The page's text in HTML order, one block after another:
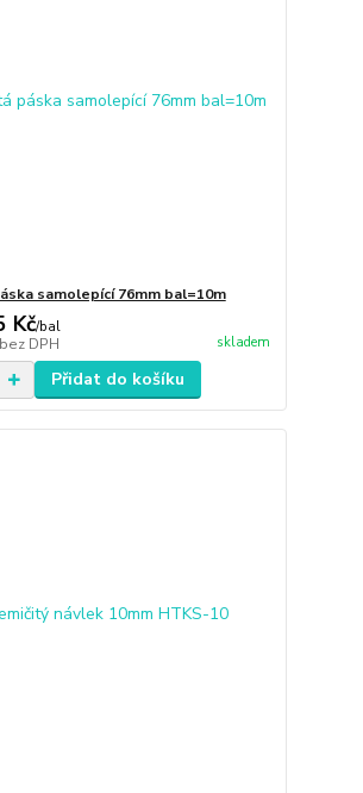
samolepící 76mm bal=10m
Kč/bal
bez DPH skladem
Přidat do košíku